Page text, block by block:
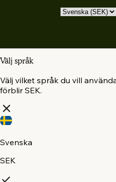
Välj språk
Välj vilket språk du vill
förblir SEK.
Svenska
SEK